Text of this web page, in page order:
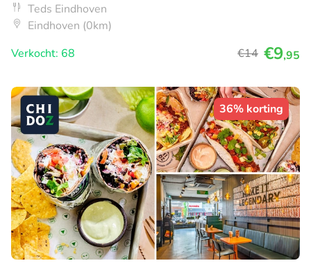
Teds Eindhoven
Eindhoven (0km)
Verkocht: 68
€14 €9,95
36% korting